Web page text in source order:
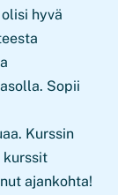
hyvä
Sopii
Kurssin
kurssit
ajankohta!